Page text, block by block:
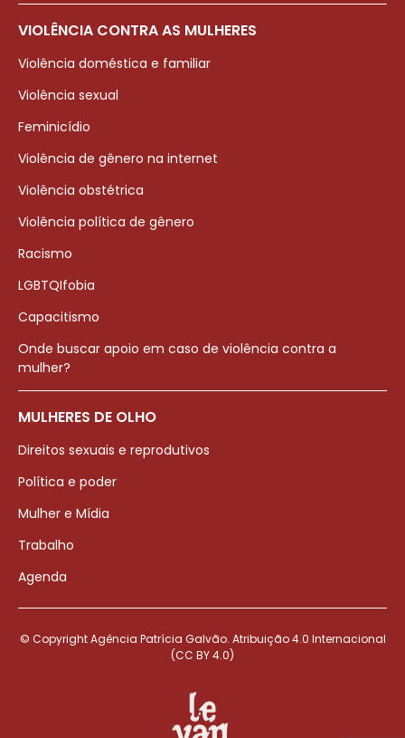
VIOLÊNCIA CONTRA AS MULHERES
Violência doméstica e familiar
Violência sexual
Feminicídio
Violência de gênero na internet
Violência obstétrica
Violência política de gênero
Racismo
LGBTQIfobia
Capacitismo
Onde buscar apoio em caso de violência contra a
mulher?
MULHERES DE OLHO
Direitos sexuais e reprodutivos
Política e poder
Mulher e Mídia
Trabalho
Agenda
© Copyright Agência Patrícia Galvão. Atribuição 4.0 Internacional
(CC BY 4.0)